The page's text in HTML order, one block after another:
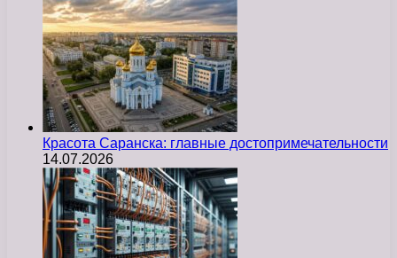
Красота Саранска: главные достопримечательности
14.07.2026